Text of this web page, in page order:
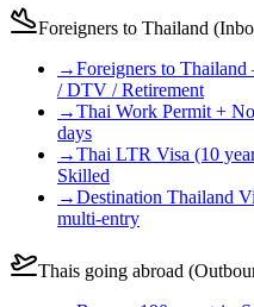
Foreigners to Thailand
→Foreigners to
/ DTV / Retirement
→Thai Work Permit +
days
→Thai LTR Visa (10
Skilled
→Destination Thailand
multi-entry
Thais going abroad